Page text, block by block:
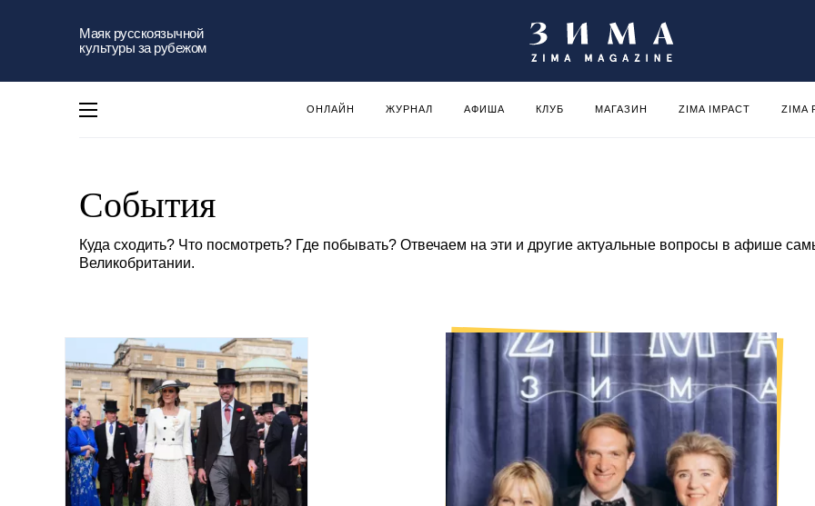
Маяк русскоязычной
культуры за рубежом
ОНЛАЙН ЖУРНАЛ АФИША КЛУБ МАГАЗИН ZIMA IMPACT ZIMA
События
Куда сходить? Что посмотреть? Где побывать? Отвечаем на эти и другие актуальные вопросы в афише
Великобритании.